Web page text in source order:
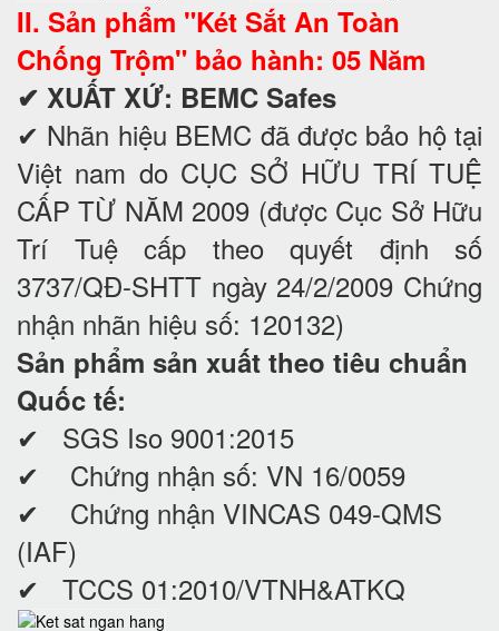
II. Sản phẩm "Két Sắt An Toàn
Chống Trộm" bảo hành: 05 Năm
✔ XUẤT XỨ: BEMC Safes
✔ Nhãn hiệu BEMC đã được bảo hộ tại
Việt nam do CỤC SỞ HỮU TRÍ TUỆ
CẤP TỪ NĂM 2009 (được Cục Sở Hữu
Trí Tuệ cấp theo quyết định số
3737/QĐ-SHTT ngày 24/2/2009 Chứng
nhận nhãn hiệu số: 120132)
Sản phẩm sản xuất theo tiêu chuẩn
Quốc tế:
✔ SGS Iso 9001:2015
✔ Chứng nhận số: VN 16/0059
✔ Chứng nhận VINCAS 049-QMS
(IAF)
✔ TCCS 01:2010/VTNH&ATKQ